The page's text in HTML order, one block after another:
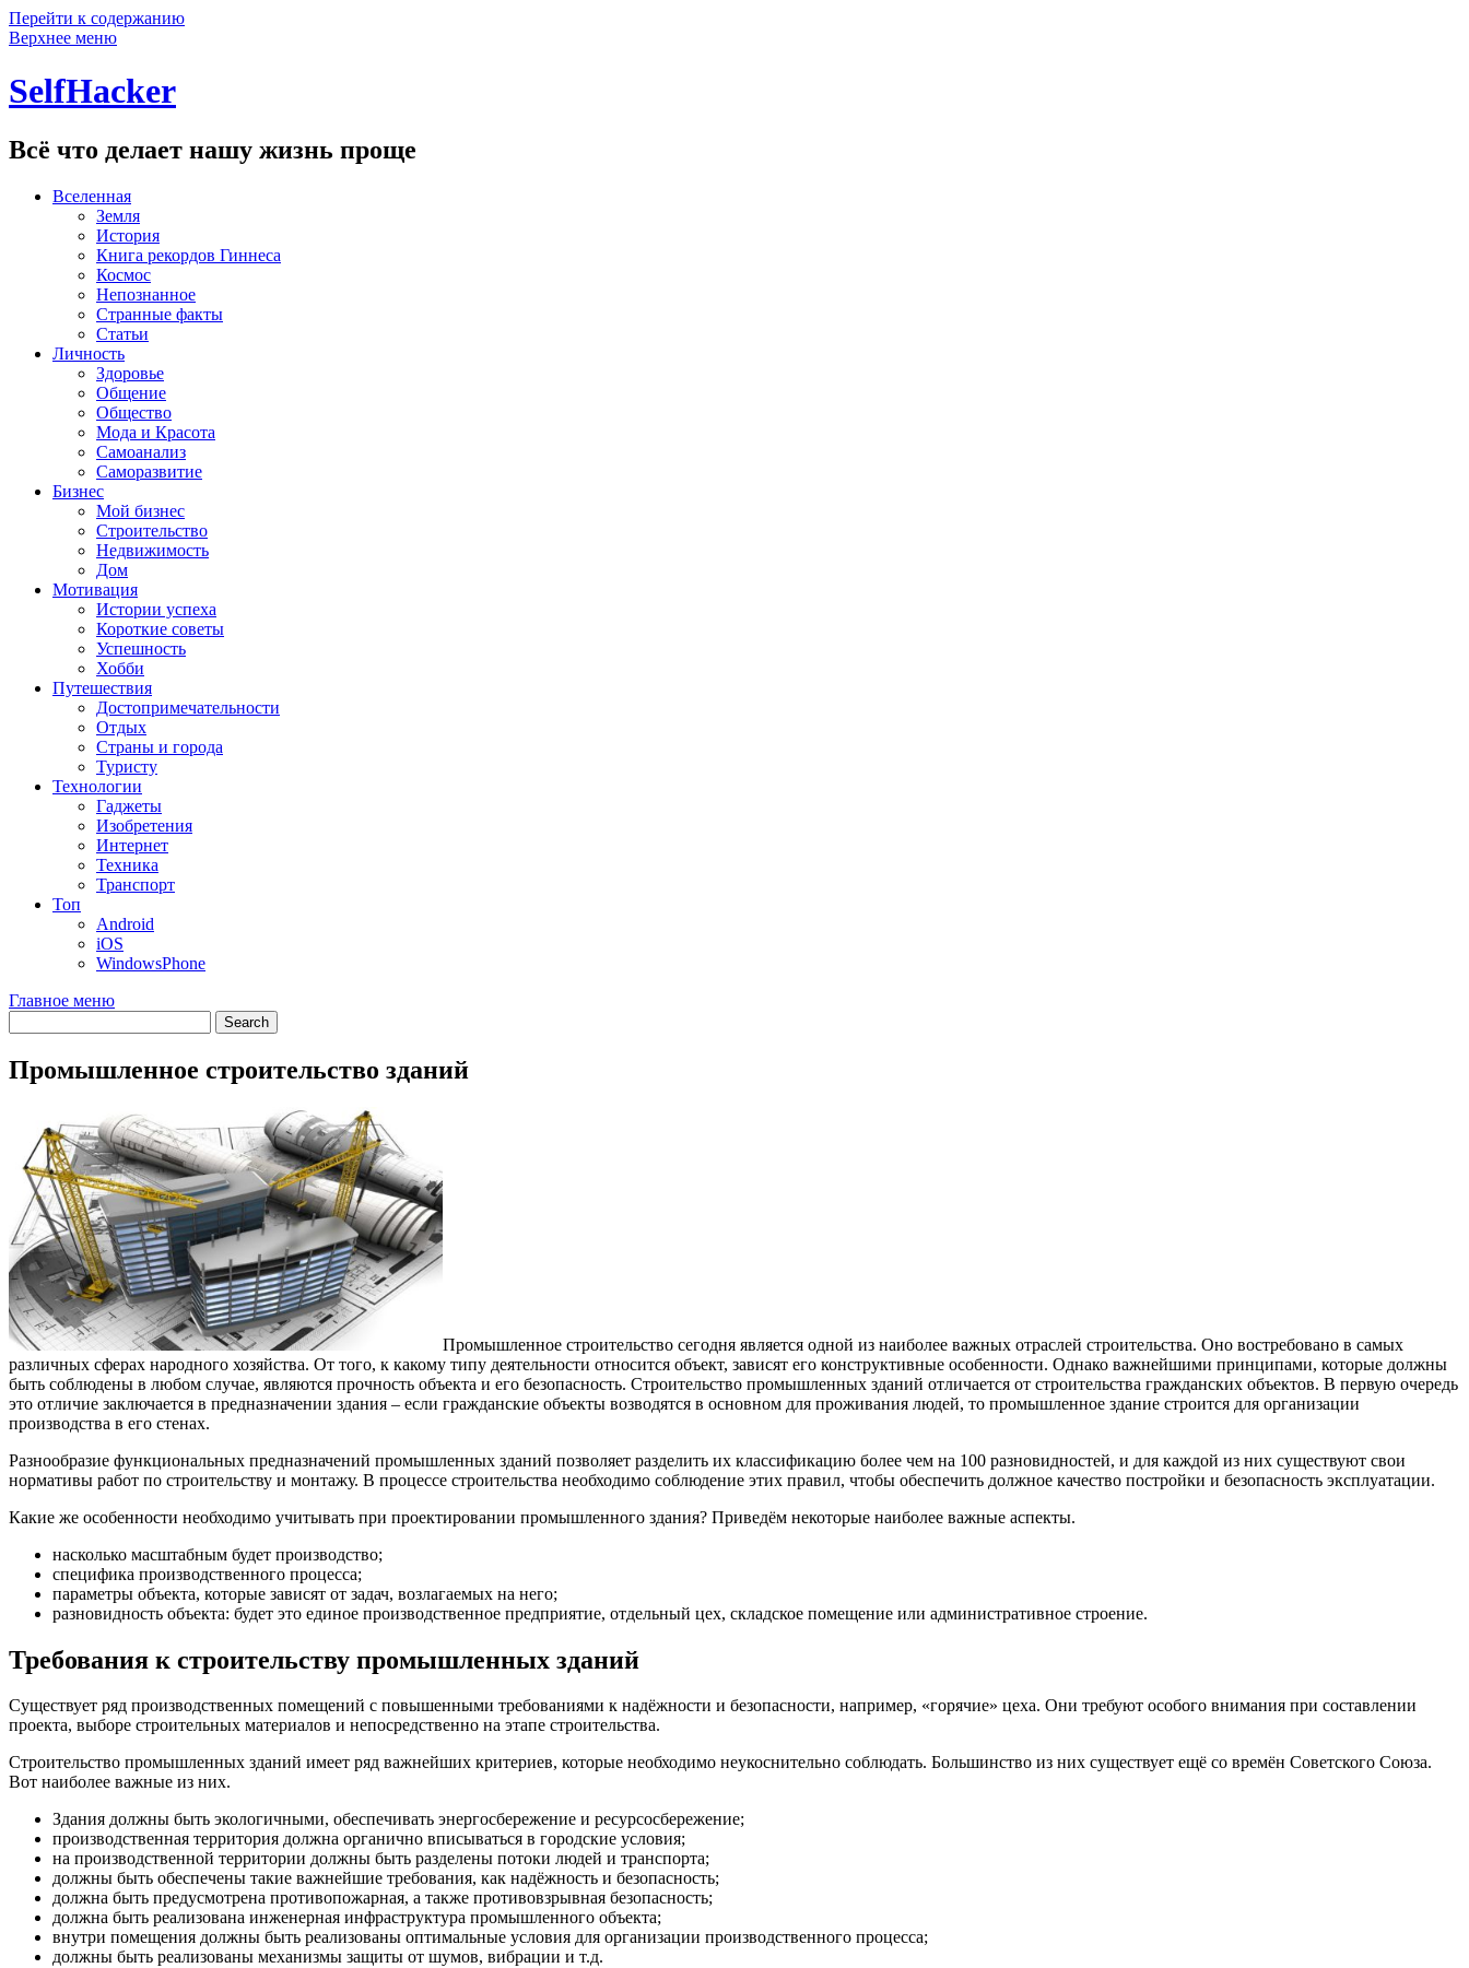
Перейти к содержанию
Верхнее меню
SelfHacker
Всё что делает нашу жизнь проще
Вселенная
Земля
История
Книга рекордов Гиннеса
Космос
Непознанное
Странные факты
Статьи
Личность
Здоровье
Общение
Общество
Мода и Красота
Самоанализ
Саморазвитие
Бизнес
Мой бизнес
Строительство
Недвижимость
Дом
Мотивация
Истории успеха
Короткие советы
Успешность
Хобби
Путешествия
Достопримечательности
Отдых
Страны и города
Туристу
Технологии
Гаджеты
Изобретения
Интернет
Техника
Транспорт
Топ
Android
iOS
WindowsPhone
Главное меню
Промышленное строительство зданий
Промышленное строительство сегодня является одной из наиболее важных отраслей строительства. Оно востребовано в самых
различных сферах народного хозяйства. От того, к какому типу деятельности относится объект, зависят его конструктивные особенности. Однако важнейшими принципами, которые должны
быть соблюдены в любом случае, являются прочность объекта и его безопасность. Строительство промышленных зданий отличается от строительства гражданских объектов. В первую очередь
это отличие заключается в предназначении здания – если гражданские объекты возводятся в основном для проживания людей, то промышленное здание строится для организации
производства в его стенах.
Разнообразие функциональных предназначений промышленных зданий позволяет разделить их классификацию более чем на 100 разновидностей, и для каждой из них существуют свои
нормативы работ по строительству и монтажу. В процессе строительства необходимо соблюдение этих правил, чтобы обеспечить должное качество постройки и безопасность эксплуатации.
Какие же особенности необходимо учитывать при проектировании промышленного здания? Приведём некоторые наиболее важные аспекты.
насколько масштабным будет производство;
специфика производственного процесса;
параметры объекта, которые зависят от задач, возлагаемых на него;
разновидность объекта: будет это единое производственное предприятие, отдельный цех, складское помещение или административное строение.
Требования к строительству промышленных зданий
Существует ряд производственных помещений с повышенными требованиями к надёжности и безопасности, например, «горячие» цеха. Они требуют особого внимания при составлении
проекта, выборе строительных материалов и непосредственно на этапе строительства.
Строительство промышленных зданий имеет ряд важнейших критериев, которые необходимо неукоснительно соблюдать. Большинство из них существует ещё со времён Советского Союза.
Вот наиболее важные из них.
Здания должны быть экологичными, обеспечивать энергосбережение и ресурсосбережение;
производственная территория должна органично вписываться в городские условия;
на производственной территории должны быть разделены потоки людей и транспорта;
должны быть обеспечены такие важнейшие требования, как надёжность и безопасность;
должна быть предусмотрена противопожарная, а также противовзрывная безопасность;
должна быть реализована инженерная инфраструктура промышленного объекта;
внутри помещения должны быть реализованы оптимальные условия для организации производственного процесса;
должны быть реализованы механизмы защиты от шумов, вибрации и т.д.